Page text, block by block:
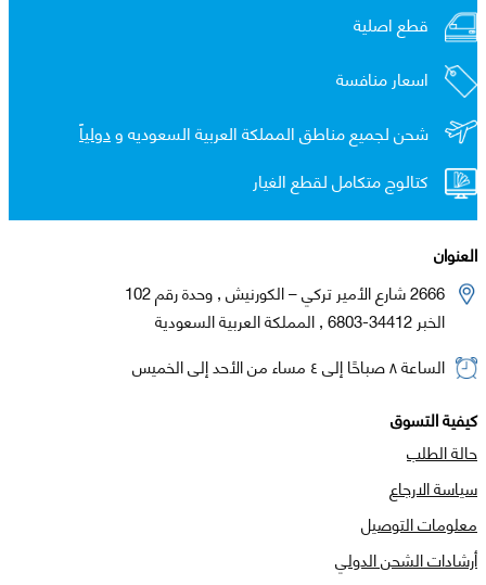
قطع اصلية
اسعار منافسة
شحن لجميع مناطق المملكة العربية السعوديه ودولياً
كتالوج متكامل لقطع الغيار
العنوان
2666 شارع الأمير تركي – الكورنيش , وحدة رقم 102
الخبر 34412-6803 , المملكة العربية السعودية
الساعة ٨ صباحًا إلى ٤ مساء من الأحد إلى الخميس
كيفية التسوق
حالة الطلب
سياسة الارجاع
معلومات التوصيل
أرشادات الشحن الدولي